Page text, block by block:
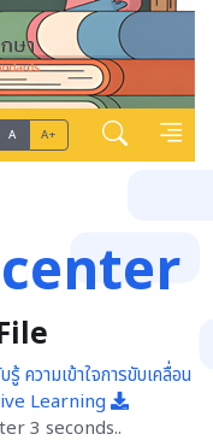
A A+
ความเข้าใจการขับเคลื่อน
Learning
3 seconds..